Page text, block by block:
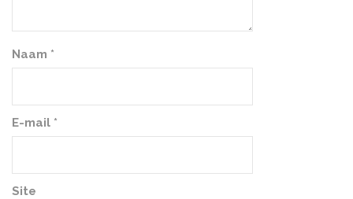
Naam *
E-mail *
Site